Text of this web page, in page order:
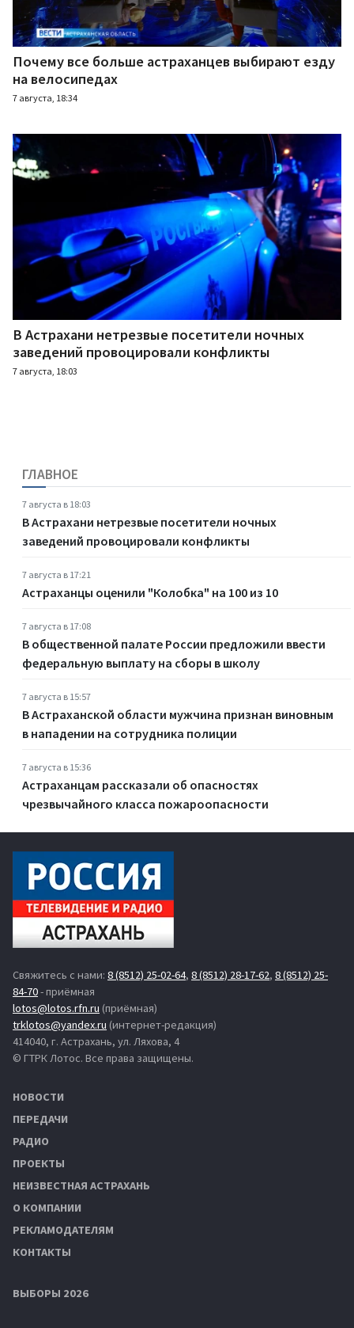
Почему все больше астраханцев выбирают езду
на велосипедах
7 августа, 18:34
В Астрахани нетрезвые посетители ночных
заведений провоцировали конфликты
7 августа, 18:03
ГЛАВНОЕ
7 августа в 18:03
В Астрахани нетрезвые посетители ночных
заведений провоцировали конфликты
7 августа в 17:21
Астраханцы оценили "Колобка" на 100 из 10
7 августа в 17:08
В общественной палате России предложили ввести
федеральную выплату на сборы в школу
7 августа в 15:57
В Астраханской области мужчина признан виновным
в нападении на сотрудника полиции
7 августа в 15:36
Астраханцам рассказали об опасностях
чрезвычайного класса пожароопасности
Свяжитесь с нами: 8 (8512) 25-02-64, 8 (8512) 28-17-62, 8 (8512) 25-
84-70- приёмная
lotos@lotos.rfn.ru (приёмная)
trklotos@yandex.ru (интернет-редакция)
414040, г. Астрахань, ул. Ляхова, 4
© ГТРК Лотос. Все права защищены.
НОВОСТИ
ПЕРЕДАЧИ
РАДИО
ПРОЕКТЫ
НЕИЗВЕСТНАЯ АСТРАХАНЬ
О КОМПАНИИ
РЕКЛАМОДАТЕЛЯМ
КОНТАКТЫ
ВЫБОРЫ 2026